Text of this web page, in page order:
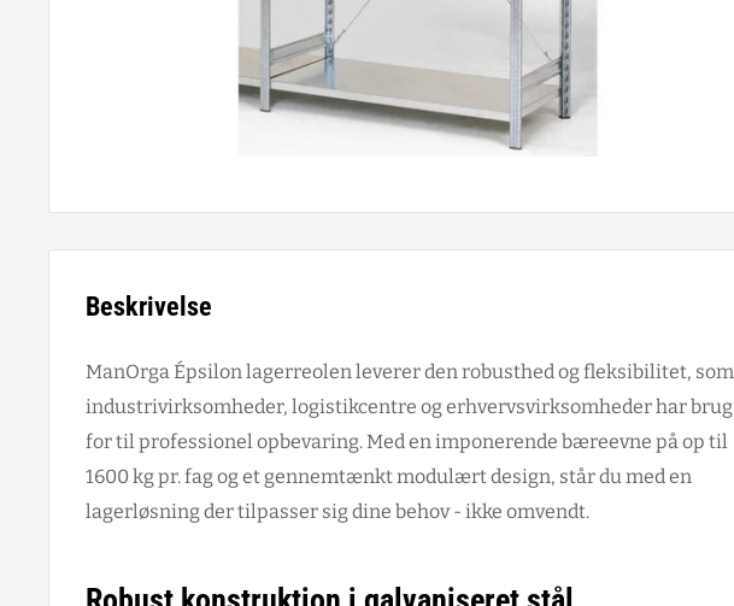
Beskrivelse
ManOrga Épsilon lagerreolen leverer den robusthed og fleksibilitet, som
industrivirksomheder, logistikcentre og erhvervsvirksomheder har brug
for til professionel opbevaring. Med en imponerende bæreevne på op til
1600 kg pr. fag og et gennemtænkt modulært design, står du med en
lagerløsning der tilpasser sig dine behov - ikke omvendt.